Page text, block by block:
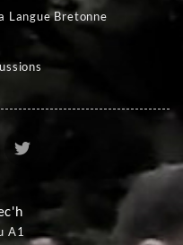
Langue Bretonne
A1